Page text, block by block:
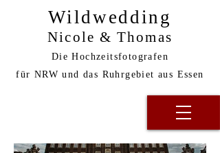
Wildwedding
Nicole & Thomas
Die Hochzeitsfotografen
für NRW und das Ruhrgebiet aus Essen